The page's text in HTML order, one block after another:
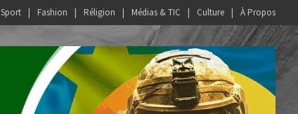
Sport Fashion Réligion Médias & TIC Culture À Propos